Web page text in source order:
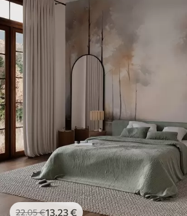
Standard
45 /m²
Premium
56 €
Vinil Premium
65 .0039.00€/m²
Peel and Stick
81.6749.00€/m²
22.05€13 .23€